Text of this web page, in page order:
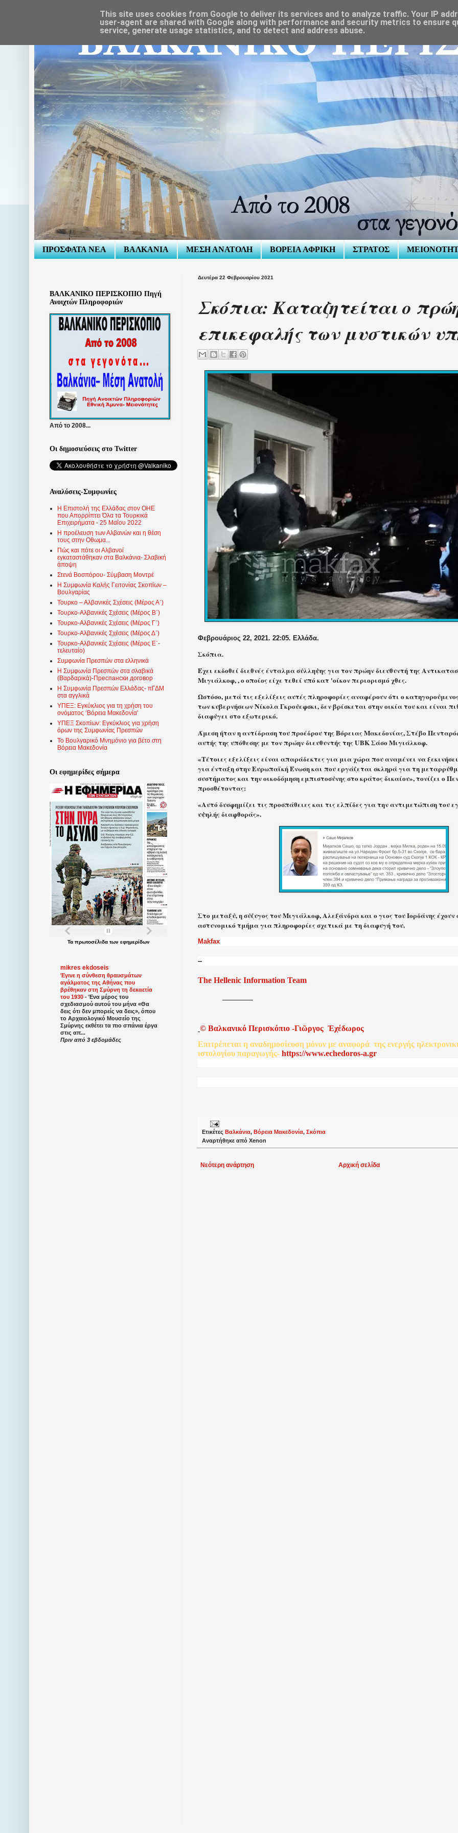
ΠΡΟΣΦΑΤΑ ΝΕΑ ΒΑΛΚΑΝΙΑ ΜΕΣΗ ΑΝΑΤΟΛΗ ΒΟΡΕΙΑ ΑΦΡΙΚΗ ΣΤΡΑΤΟΣ
Δευτέρα 22 Φεβρουαρίου 2021
Σκόπια: Καταζητείται ο
επικεφαλής των μυστικών
Φεβρουάριος 22, 2021. 22:05. Ελλάδα.
Σκόπια.
Έχει εκδοθεί διεθνές ένταλμα σύλληψης για τον πρώην διευθυντή της
Μιγιάλκοφ, , ο οποίος είχε τεθεί υπό κατ 'οίκον περιορισμό χθες.
Ωστόσο, μετά τις εξελίξεις αυτές πληροφορίες αναφέρουν ότι ο
των κυβερνήσεων Νίκολα Γκρούεφσκι, δεν βρίσκεται στην οικία του και είναι
διαφύγει στο εξωτερικό.
Άμεση ήταν η αντίδραση του προέδρου της Βόρειας Μακεδονίας, Στέβο
αυτής της υπόθεσης με τον πρώην διευθυντής της UBK Σάσο Μιγιάλκοφ.
«Τέτοιες εξελίξεις είναι απαράδεκτες για μια χώρα που αναμένει να
για ένταξη στην Ευρωπαϊκή Ένωση και που εργάζεται σκληρά για τη
συστήματος και την οικοδόμηση εμπιστοσύνης στο κράτος δικαίου», τονίζει ο
προσθέτοντας:
«Αυτό δυσφημίζει τις προσπάθειες και τις ελπίδες για την αντιμετώπιση του
υψηλής διαφθοράς».
Στο μεταξύ, η σύζυγος του Μιγιάλκοφ, Αλεξάνδρα και ο γιος του Ιορδάνης έχουν
αστυνομικό τμήμα για πληροφορίες σχετικά με τη διαφυγή του.
Makfax
--
The Hellenic Information Team
© Βαλκανικό Περισκόπιο -Γιῶργος Ἐχέδωρος
Επιτρέπεται η αναδημοσίευση μόνον με αναφορά της ενεργής
ιστολογίου παραγωγής- https://www.echedoros-a.gr
Ετικέτες Βαλκάνια, Βόρεια Μακεδονία, Σκόπια
Αναρτήθηκε από Xenon
Νεότερη ανάρτηση Αρχική σελίδα
ΒΑΛΚΑΝΙΚΟ ΠΕΡΙΣΚΟΠΙΟ Πηγή
Ανοιχτών Πληροφοριών
Από το 2008...
Οι δημοσιεύσεις στο Twitter
Αναλύσεις-Συμφωνίες
Η Επιστολή της Ελλάδας στον ΟΗΕ
που Απορρίπτει Όλα τα Τουρκικά
Επιχειρήματα - 25 Μαΐου 2022
Η προέλευση των Αλβανών και η θέση
τους στην Οθωμα...
Πώς και πότε οι Αλβανοί
εγκαταστάθηκαν στα Βαλκάνια- Σλαβική
άποψη
Στενά Βοσπόρου- Σύμβαση Μοντρέ
Η Συμφωνία Καλής Γειτονίας Σκοπίων –
Βουλγαρίας
Τουρκο – Αλβανικές Σχέσεις (Mέρος Α΄)
Τουρκο-Αλβανικές Σχέσεις (Μέρος Β΄)
Τουρκο-Αλβανικές Σχέσεις (Μέρος Γ΄)
Τουρκο-Αλβανικές Σχέσεις (Μέρος Δ΄)
Τουρκο-Αλβανικές Σχέσεις (Μέρος Ε΄-
τελευταίο)
Συμφωνία Πρεσπών στα ελληνικά
Η Συμφωνία Πρεσπών στα σλαβικά
(Βαρδαρικά)-Преспански договор
Η Συμφωνία Πρεσπών Ελλάδας- πΓΔΜ
στα αγγλικά
ΥΠΕΞ: Εγκύκλιος για τη χρήση του
ονόματος ‘Βόρεια Μακεδονία’
ΥΠΕΞ Σκοπίων: Εγκύκλιος για χρήση
όρων της Συμφωνίας Πρεσπών
Το Βουλγαρικό Μνημόνιο για βέτο στη
Βόρεια Μακεδονία
Οι εφημερίδες σήμερα
Τα πρωτοσέλιδατων εφημερίδων
mikres ekdoseis
Έγινε η σύνθεση θραυσμάτων
αγάλματος της Αθήνας που
βρέθηκαν στη Σμύρνη τη δεκαετία
του 1930 - Ένα μέρος του
σχεδιασμού αυτού του μήνα «Θα
δεις ότι δεν μπορείς να δεις», όπου
το Αρχαιολογικό Μουσείο της
Σμύρνης εκθέτει τα πιο σπάνια έργα
στις απ...
Πριν από 3 εβδομάδες
This site uses cookies from Google to deliver its services and to analyze traffic. Your IP
user-agent are shared with Google along with performance and security metrics to ensure
service, generate usage statistics, and to detect and address abuse.